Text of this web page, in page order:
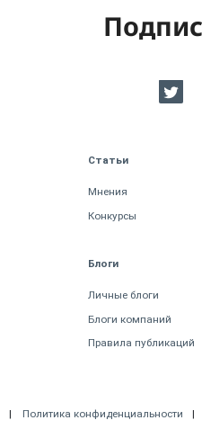
Статьи
Мнения
Конкурсы
Блоги
Личные блоги
Блоги компаний
Правила публикаций
Политика конфиденциальности